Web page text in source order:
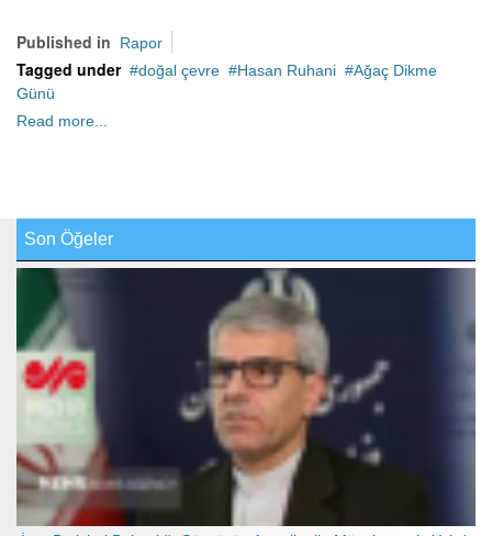
Published in Rapor
Tagged under doğal çevre Hasan Ruhani
Ağaç Dikme
Günü
Read more...
Son Öğeler